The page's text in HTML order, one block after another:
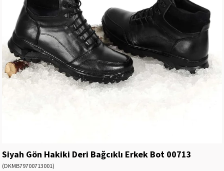
Siyah Gön Hakiki Deri Bağcıklı Erkek Bot 00713
(DKMB79700713001)